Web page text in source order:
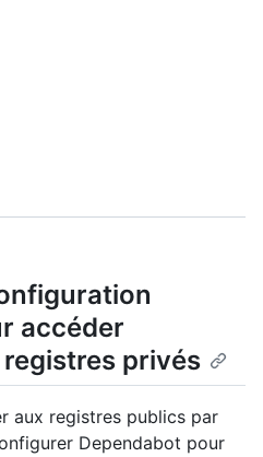
accéder
privés
aux registres publics par
Dependabot pour